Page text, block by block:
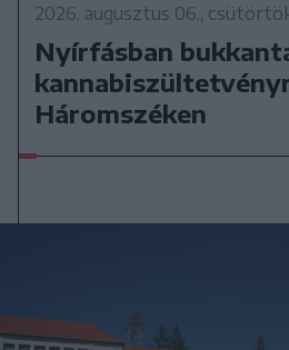
2026. augusztus 06.,
Nyírfásban
Háromszéken